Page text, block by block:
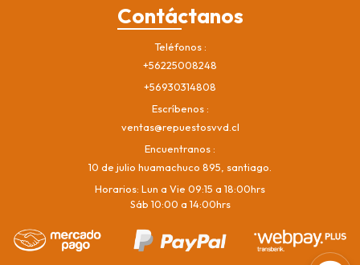
Contáctanos
Teléfonos
+56225008248
+56930314808
Escríbenos
ventas@repuestosvvd.cl
Encuentranos
10 de julio huamachuco 895, santiago.
Horarios: Lun a Vie 09:15 a 18:00hrs
Sáb 10:00 a 14:00hrs